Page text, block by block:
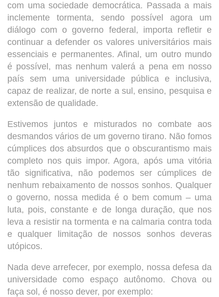
com uma sociedade democrática. Passada a mais
inclemente tormenta, sendo possível agora um
diálogo com o governo federal, importa refletir e
continuar a defender os valores universitários mais
essenciais e permanentes. Afinal, um outro mundo
é possível, mas nenhum valerá a pena em nosso
país sem uma universidade pública e inclusiva,
capaz de realizar, de norte a sul, ensino, pesquisa e
extensão de qualidade.
Estivemos juntos e misturados no combate aos
desmandos vários de um governo tirano. Não fomos
cúmplices dos absurdos que o obscurantismo mais
completo nos quis impor. Agora, após uma vitória
tão significativa, não podemos ser cúmplices de
nenhum rebaixamento de nossos sonhos. Qualquer
o governo, nossa medida é o bem comum – uma
luta, pois, constante e de longa duração, que nos
leva a resistir na tormenta e na calmaria contra toda
e qualquer limitação de nossos sonhos deveras
utópicos.
Nada deve arrefecer, por exemplo, nossa defesa da
universidade como espaço autônomo. Chova ou
faça sol, é nosso dever, por exemplo: